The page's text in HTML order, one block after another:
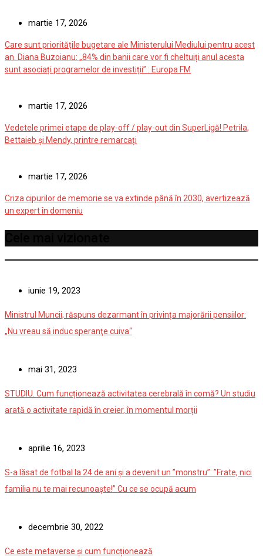
martie 17, 2026
Care sunt prioritățile bugetare ale Ministerului Mediului pentru acest
an. Diana Buzoianu: „84% din banii care vor fi cheltuiți anul acesta
sunt asociați programelor de investiții” : Europa FM
martie 17, 2026
Vedetele primei etape de play-off / play-out din SuperLigă! Petrila,
Bettaieb și Mendy, printre remarcați
martie 17, 2026
Criza cipurilor de memorie se va extinde până în 2030, avertizează
un expert în domeniu
iunie 19, 2023
Ministrul Muncii, răspuns dezarmant în privința majorării pensiilor:
„Nu vreau să induc speranţe cuiva“
mai 31, 2023
STUDIU. Cum funcționează activitatea cerebrală în comă? Un studiu
arată o activitate rapidă în creier, în momentul morții
aprilie 16, 2023
S-a lăsat de fotbal la 24 de ani și a devenit un ”monstru”: ”Frate, nici
familia nu te mai recunoaște!” Cu ce se ocupă acum
decembrie 30, 2022
Ce este metaverse și cum funcționează